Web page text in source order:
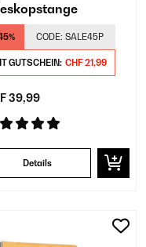
CODE: SALE45P
GUTSCHEIN: CHF 21,99
39,99
Details